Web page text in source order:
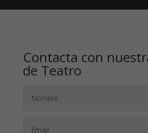
Contacta con
de Teatro